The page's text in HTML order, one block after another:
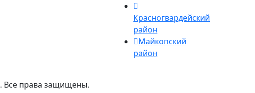
Красногвардейский
район
Майкопский
район
. Все права защищены.